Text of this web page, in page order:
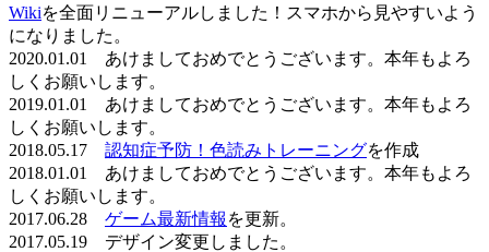
Wikiを全面リニューアルしました！スマホから見やすいよう
になりました。
2020.01.01 あけましておめでとうございます。本年もよろ
しくお願いします。
2019.01.01 あけましておめでとうございます。本年もよろ
しくお願いします。
2018.05.17 認知症予防！色読みトレーニングを作成
2018.01.01 あけましておめでとうございます。本年もよろ
しくお願いします。
2017.06.28 ゲーム最新情報 を更新。
2017.05.19 デザイン変更しました。